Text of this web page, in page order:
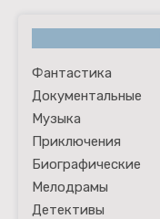
Фантастика
Документальные
Музыка
Приключения
Биографические
Мелодрамы
Детективы